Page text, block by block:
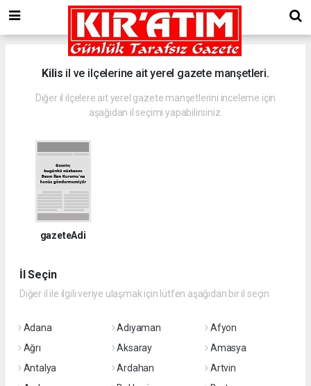
Kilis il ve ilçelerine ait yerel gazete manşetleri.
Diğer il ilçelere ait yerel gazete manşetlerini inceleme için
aşağıdan il seçimi yapabilirsiniz.
gazeteAdi
İl Seçin
Diğer il ile ilgili veriye ulaşmak için lütfen aşağıdan bir il seçin
Adana Adıyaman
Afyon
Ağrı
Aksaray
Amasya
Antalya
Ardahan
Artvin